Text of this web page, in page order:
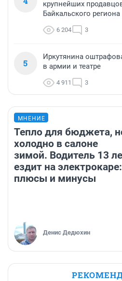
крупнейших
Байкальского региона
6 204 3
5
Иркутянина
в армии и театре
4 911 3
МНЕНИЕ
Тепло для бюджета,
холодно в салоне
зимой. Водитель 13
ездит на электрокаре:
плюсы и минусы
Денис Дедюхин